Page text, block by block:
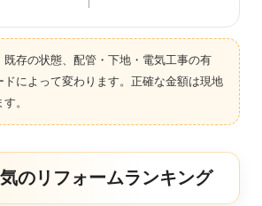
存の状態、配管・下地・電気工事の有
ドによって変わります。正確な金額は現地
。
のリフォームランキング